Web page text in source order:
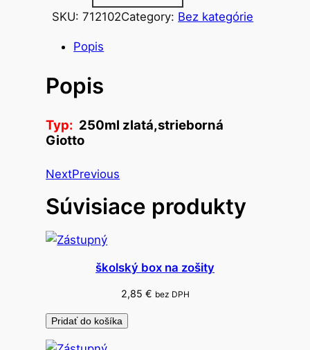
ž
t
o
f
r
a
e
p
e
v
á
SKU: 712102Category: Bez kategórie
Popis
Popis
Typ: 250ml zlatá,strieborná
Giotto
NextPrevious
Súvisiace produkty
školský box na zošity
2,85 € bez DPH
Pridať do košíka